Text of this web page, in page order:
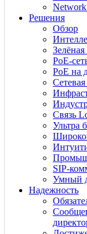
Network
Решения
Обзор
Зелёная
PoE-
PoE на
Сетевая
Связь
Ультра
SIP-
Умный
Надежность